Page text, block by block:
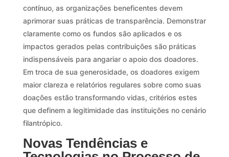
contínuo, as organizações beneficentes devem
aprimorar suas práticas de transparência. Demonstrar
claramente como os fundos são aplicados e os
impactos gerados pelas contribuições são práticas
indispensáveis para angariar o apoio dos doadores.
Em troca de sua generosidade, os doadores exigem
maior clareza e relatórios regulares sobre como suas
doações estão transformando vidas, critérios estes
que definem a legitimidade das instituições no cenário
filantrópico.
Novas Tendências e